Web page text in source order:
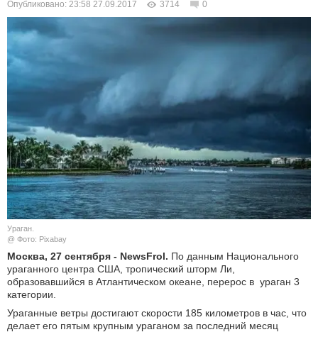
В МИРЕ
СПОРТ
ШОУ-БИЗНЕС
АВТО И МОТО
БЛОГ
Опубликовано: 23:58 27.09.2017 3714 0
Ураган.
@ Фото: Pixabay
Москва, 27 сентября - NewsFrol. По данным Национального
ураганного центра США, тропический шторм Ли,
образовавшийся в Атлантическом океане, перерос в ураган 3
категории.
Ураганные ветры достигают скорости 185 километров в час, что
делает его пятым крупным ураганом за последний месяц